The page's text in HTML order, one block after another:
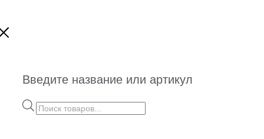
Введите название или артикул
Поиск
товаров